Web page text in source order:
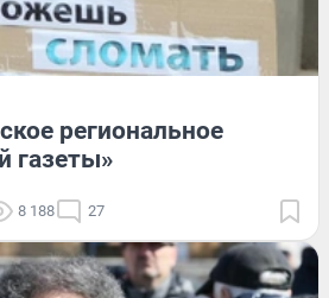
региональное
газеты»
8 188 27